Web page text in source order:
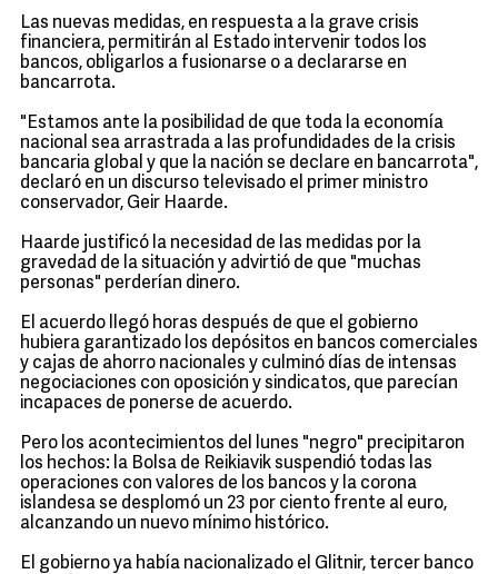
Las nuevas medidas, en respuesta a la grave crisis
financiera, permitirán al Estado intervenir todos los
bancos, obligarlos a fusionarse o a declararse en
bancarrota.
"Estamos ante la posibilidad de que toda la economía
nacional sea arrastrada a las profundidades de la crisis
bancaria global y que la nación se declare en bancarrota",
declaró en un discurso televisado el primer ministro
conservador, Geir Haarde.
Haarde justificó la necesidad de las medidas por la
gravedad de la situación y advirtió de que "muchas
personas" perderían dinero.
El acuerdo llegó horas después de que el gobierno
hubiera garantizado los depósitos en bancos comerciales
y cajas de ahorro nacionales y culminó días de intensas
negociaciones con oposición y sindicatos, que parecían
incapaces de ponerse de acuerdo.
Pero los acontecimientos del lunes "negro" precipitaron
los hechos: la Bolsa de Reikiavik suspendió todas las
operaciones con valores de los bancos y la corona
islandesa se desplomó un 23 por ciento frente al euro,
alcanzando un nuevo mínimo histórico.
El gobierno ya había nacionalizado el Glitnir, tercer banco